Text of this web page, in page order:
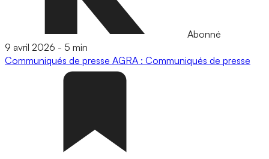
Abonné
9 avril 2026 - 5 min
Communiqués de presse AGRA : Communiqués de presse